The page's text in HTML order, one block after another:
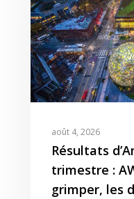
août 4, 2026
Résultats
trimestre :
grimper, les